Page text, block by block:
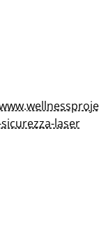
laser